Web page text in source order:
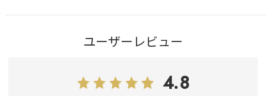
ユーザーレビュー
4.8